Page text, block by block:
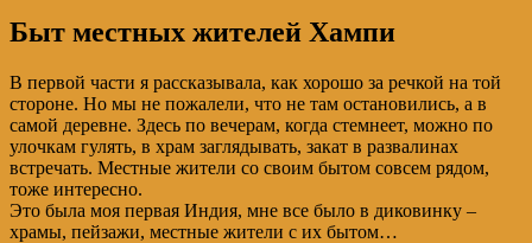
Быт местных жителей Хампи
В первой части я рассказывала, как хорошо за речкой на той
стороне. Но мы не пожалели, что не там остановились, а в
самой деревне. Здесь по вечерам, когда стемнеет, можно по
улочкам гулять, в храм заглядывать, закат в развалинах
встречать. Местные жители со своим бытом совсем рядом,
тоже интересно.
Это была моя первая Индия, мне все было в диковинку –
храмы, пейзажи, местные жители с их бытом…